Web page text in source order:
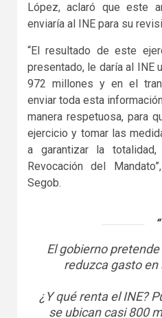
López, aclaró que este
enviaría al INE para su
“El resultado de este
presentado, le daría al INE
972 millones y en el
enviar toda esta
manera respetuosa, para
ejercicio y tomar las
a garantizar la
Revocación del
Segob.
El gobierno
reduzca gasto
¿Y qué renta el INE?
se ubican casi 800